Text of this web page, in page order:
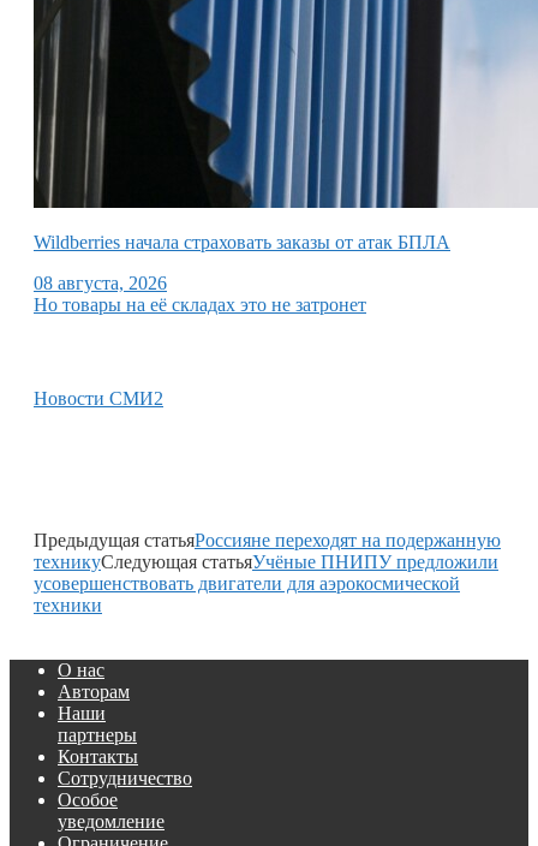
Wildberries начала страховать заказы от атак БПЛА
08 августа, 2026
Но товары на её складах это не затронет
Новости СМИ2
Предыдущая статьяРоссияне переходят на подержанную
техникуСледующая статьяУчёные ПНИПУ предложили
усовершенствовать двигатели для аэрокосмической
техники
О нас
Авторам
Наши
партнеры
Контакты
Сотрудничество
Особое
уведомление